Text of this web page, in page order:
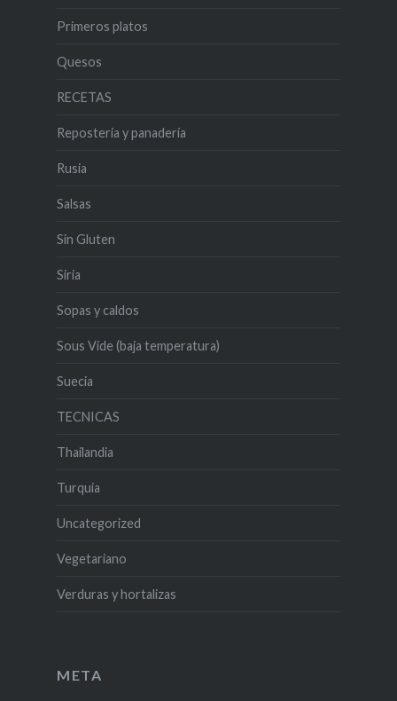
Primeros platos
Quesos
RECETAS
Reposteria y panadería
Rusia
Salsas
Sin Gluten
Siria
Sopas y caldos
Sous Vide (baja temperatura)
Suecia
TECNICAS
Thailandia
Turquia
Uncategorized
Vegetariano
Verduras y hortalizas
META